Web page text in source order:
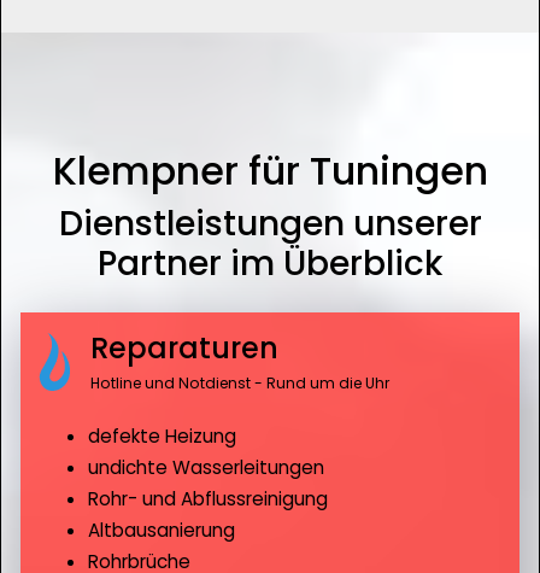
Klempner für Tuningen
Dienstleistungen unserer
Partner im Überblick
Reparaturen
Hotline und Notdienst - Rund um die Uhr
defekte Heizung
undichte Wasserleitungen
Rohr- und Abflussreinigung
Altbausanierung
Rohrbrüche